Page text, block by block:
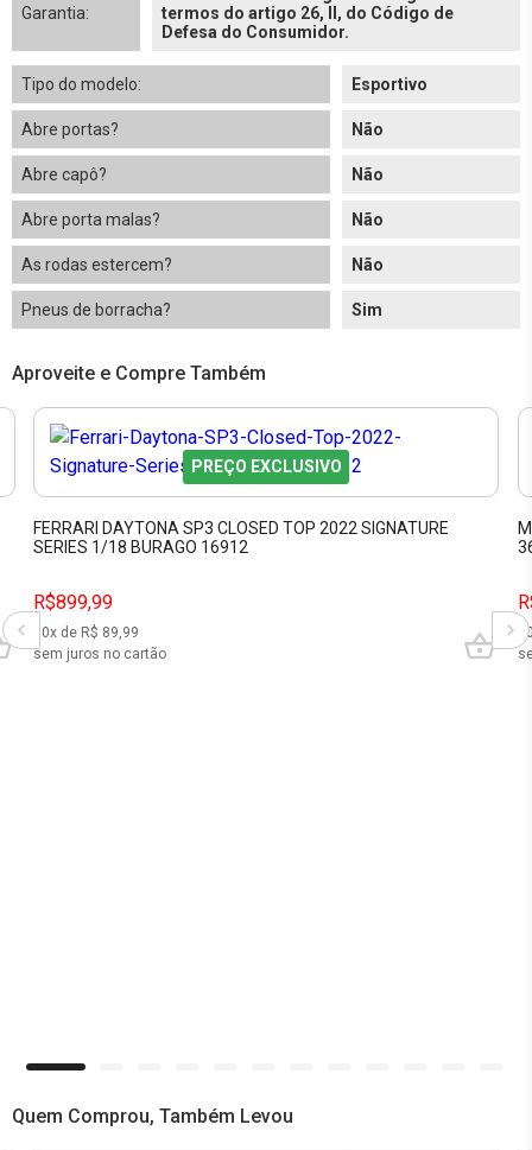
Garantia:
termos do artigo 26, II, do Código de
Defesa do Consumidor.
Tipo do modelo: Esportivo
Abre portas? Não
Abre capô? Não
Abre porta malas? Não
As rodas estercem? Não
Pneus de borracha? Sim
Aproveite e Compre Também
PREÇO EXCLUSIVO
FERRARI DAYTONA SP3 CLOSED TOP 2022 SIGNATURE
SERIES 1/18 BURAGO 16912
R$899,99
10x de R$ 89,99
sem juros no cartão
Quem Comprou, Também Levou